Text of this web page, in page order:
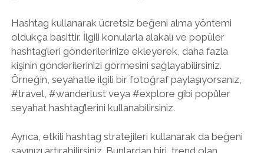
Hashtag kullanarak ücretsiz beğeni alma yöntemi
oldukça basittir. İlgili konularla alakalı ve popüler
hashtag’leri gönderilerinize ekleyerek, daha fazla
kişinin gönderilerinizi görmesini sağlayabilirsiniz.
Örneğin, seyahatle ilgili bir fotoğraf paylaşıyorsanız,
#travel, #wanderlust veya #explore gibi popüler
seyahat hashtag’lerini kullanabilirsiniz.
Ayrıca, etkili hashtag stratejileri kullanarak da beğeni
sayınızı artırabilirsiniz. Bunlardan biri, trend olan